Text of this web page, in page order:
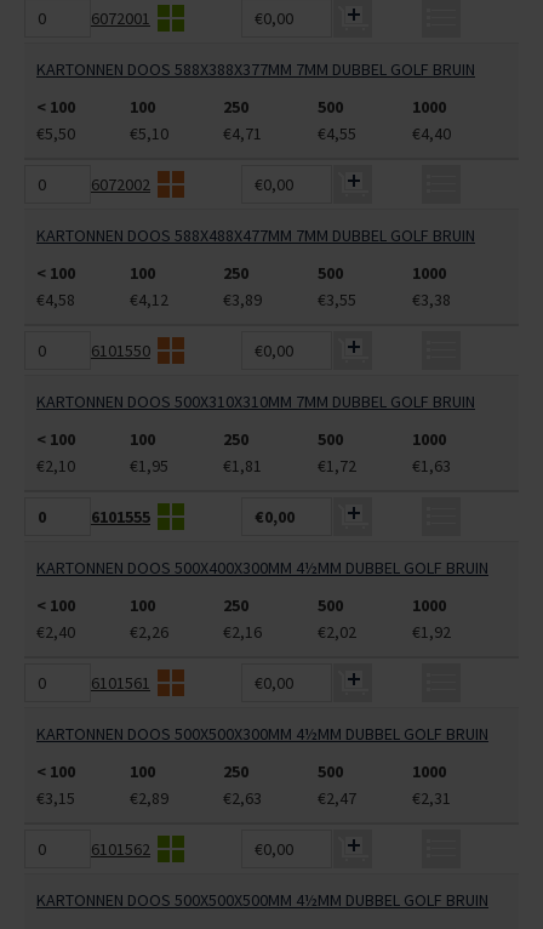
6072001 €0,00
KARTONNEN DOOS 588X388X377MM 7MM DUBBEL GOLF BRUIN
< 100
100 250 500
1000
€5,50
€5,10 €4,71 €4,55 €4,40
6072002 €0,00
KARTONNEN DOOS 588X488X477MM 7MM DUBBEL GOLF BRUIN
< 100
100 250 500
1000
€4,58
€4,12 €3,89 €3,55 €3,38
6101550 €0,00
KARTONNEN DOOS 500X310X310MM 7MM DUBBEL GOLF BRUIN
< 100
100 250 500
1000
€2,10
€1,95 €1,81 €1,72 €1,63
6101555 €0,00
KARTONNEN DOOS 500X400X300MM 4½MM DUBBEL GOLF BRUIN
< 100
100 250 500
1000
€2,40
€2,26 €2,16 €2,02 €1,92
6101561 €0,00
KARTONNEN DOOS 500X500X300MM 4½MM DUBBEL GOLF BRUIN
< 100
100 250 500
1000
€3,15
€2,89 €2,63 €2,47 €2,31
6101562 €0,00
KARTONNEN DOOS 500X500X500MM 4½MM DUBBEL GOLF BRUIN